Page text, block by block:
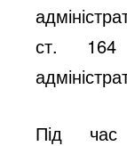
ст. 164
Під час